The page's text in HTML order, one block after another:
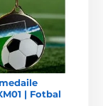
| Fotbal